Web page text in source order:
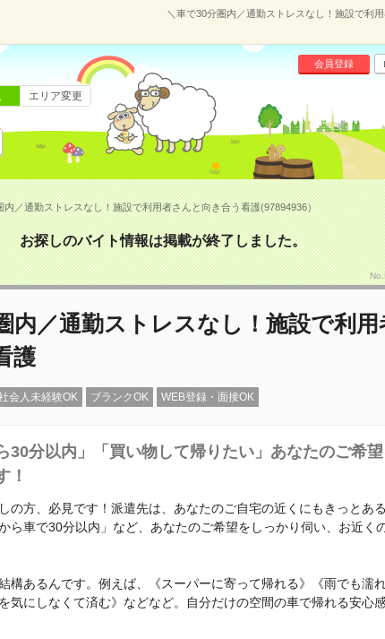
＼車で30分圏内／通勤ストレスなし！施設で利
会員登録
エリア変更
内／通勤ストレスなし！施設で利用者さんと向き合う看護(97894936）
お探しのバイト情報は掲載が終了しました。
内／通勤ストレスなし！施設で利用
護
会人未経験OK ブランクOK WEB登録・面接OK
30分以内」「買い物して帰りたい」あなたのご希
！
の方、必見です！派遣先は、あなたのご自宅の近くにもきっとあ
ら車で30分以内」など、あなたのご希望をしっかり伺い、お近く
構あるんです。例えば、《スーパーに寄って帰れる》《雨でも濡
気にしなくて済む》などなど。自分だけの空間の車で帰れる安心